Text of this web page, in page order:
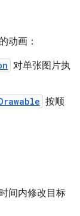
动画：
对单张图片执
按顺
间内修改目标